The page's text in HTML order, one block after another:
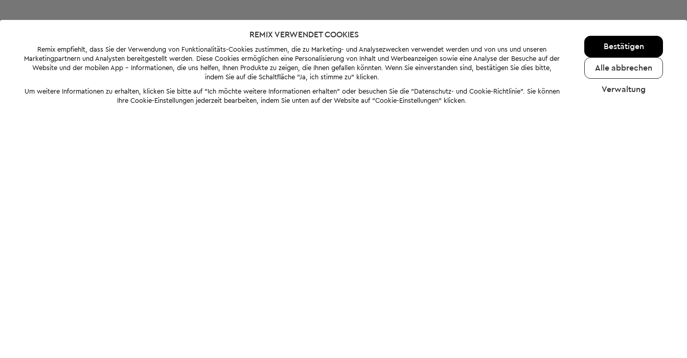
REMIX VERWENDET COOKIES
Remix empfiehlt, dass Sie der Verwendung von Funktionalitäts-Cookies zustimmen, die zu Marketing- und Analysezwecken verwendet werden und von uns und unseren
Marketingpartnern und Analysten bereitgestellt werden. Diese Cookies ermöglichen eine Personalisierung von Inhalt und Werbeanzeigen sowie eine Analyse der Besuche auf der
Website und der mobilen App - Informationen, die uns helfen, Ihnen Produkte zu zeigen, die Ihnen gefallen könnten. Wenn Sie einverstanden sind, bestätigen Sie dies bitte,
indem Sie auf die Schaltfläche "Ja, ich stimme zu" klicken.
Um weitere Informationen zu erhalten, klicken Sie bitte auf "Ich möchte weitere Informationen erhalten" oder besuchen Sie die "Datenschutz- und Cookie-Richtlinie". Sie können
Ihre Cookie-Einstellungen jederzeit bearbeiten, indem Sie unten auf der Website auf "Cookie-Einstellungen" klicken.
Bestätigen
Alle abbrechen
Verwaltung